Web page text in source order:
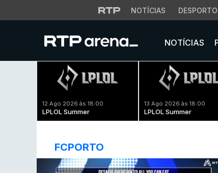
NOTÍCIAS DESPORTO
NOTÍCIAS
12 Ago 2026 às 18:00
LPLOL Summer
13 Ago 2026 às 18:00
LPLOL Summer
FCPORTO